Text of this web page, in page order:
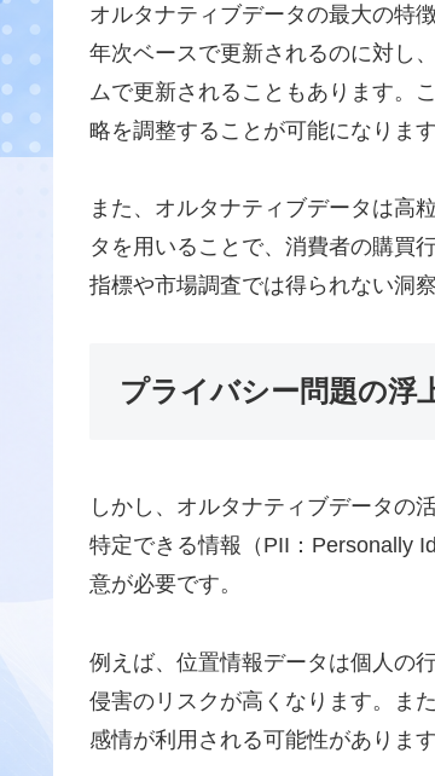
オルタナティブデータの最大の特
年次ベースで更新されるのに対し
ムで更新されることもあります。
略を調整することが可能になります
また、オルタナティブデータは高
タを用いることで、消費者の購買
指標や市場調査では得られない洞
プライバシー問題の浮
しかし、オルタナティブデータの
特定できる情報（PII：Personally
意が必要です。
例えば、位置情報データは個人の
侵害のリスクが高くなります。ま
感情が利用される可能性があります